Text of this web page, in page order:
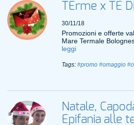
TErme x TE
30/11/18
Promozioni e offerte
Mare Termale
leggi
Tags: #promo #omaggio
Natale,
Epifania alle